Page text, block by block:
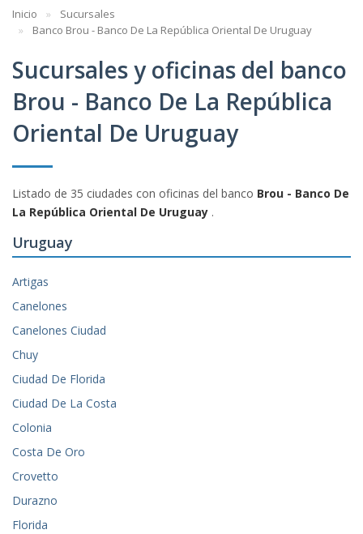
Inicio
Sucursales
Banco Brou - Banco De La República Oriental De Uruguay
Sucursales y oficinas del banco
Brou - Banco De La República
Oriental De Uruguay
Listado de 35 ciudades con oficinas del banco Brou - Banco De
La República Oriental De Uruguay .
Uruguay
Artigas
Canelones
Canelones Ciudad
Chuy
Ciudad De Florida
Ciudad De La Costa
Colonia
Costa De Oro
Crovetto
Durazno
Florida